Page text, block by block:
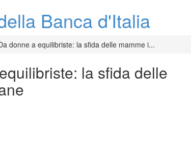
Banca d'Italia
donne a equilibriste: la sfida delle mamme i...
la sfida delle